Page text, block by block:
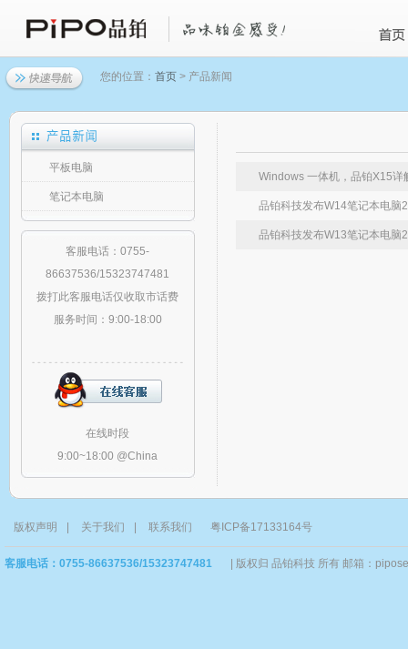
您的位置： 首页 > 产品新闻
平板电脑
笔记本电脑
客服电话：0755-
86637536/15323747481
拨打此客服电话仅收取市话费
服务时间：9:00-18:00
在线时段
9:00~18:00 @China
Windows 一体机，品铂X15详
品铂科技发布W14笔记本电脑
品铂科技发布W13笔记本电脑
版权声明 关于我们 联系我们 粤ICP备17133164号
客服电话：0755-86637536/15323747481 版权归 品铂科技 所有 邮箱：